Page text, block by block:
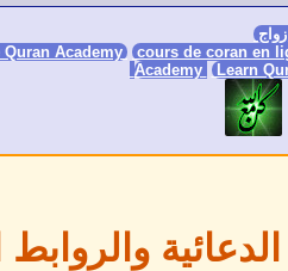
Academy cours de coran en
Academy Learn
والروابط